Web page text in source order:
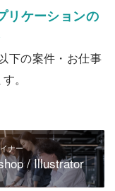
リケーションの
下の案件・お仕事
。
ナー
/ Illustrator